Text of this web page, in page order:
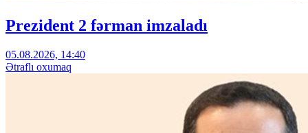
Prezident 2 fərman imzaladı
05.08.2026, 14:40
Ətraflı oxumaq